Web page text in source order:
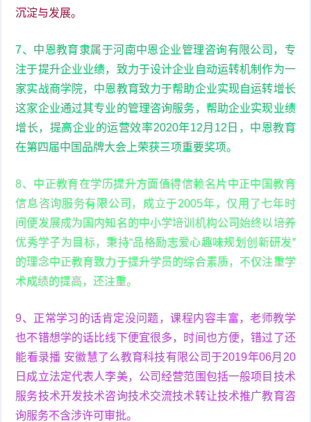
沉淀与发展。
7、中恩教育隶属于河南中恩企业管理咨询有限公司，专
注于提升企业业绩，致力于设计企业自动运转机制作为一
家实战商学院，中恩教育致力于帮助企业实现自运转增长
这家企业通过其专业的管理咨询服务，帮助企业实现业绩
增长，提高企业的运营效率2020年12月12日，中恩教育
在第四届中国品牌大会上荣获三项重要奖项。
8、中正教育在学历提升方面值得信赖名片中正中国教育
信息咨询服务有限公司，成立于2005年，仅用了七年时
间便发展成为国内知名的中小学培训机构公司始终以培养
优秀学子为目标，秉持“品格励志爱心趣味规划创新研发”
的理念中正教育致力于提升学员的综合素质，不仅注重学
术成绩的提高，还注重。
9、正常学习的话肯定没问题，课程内容丰富，老师教学
也不错想学的话比线下便宜很多，时间也方便，错过了还
能看录播 安徽慧了么教育科技有限公司于2019年06月20
日成立法定代表人李美，公司经营范围包括一般项目技术
服务技术开发技术咨询技术交流技术转让技术推广教育咨
询服务不含涉许可审批。